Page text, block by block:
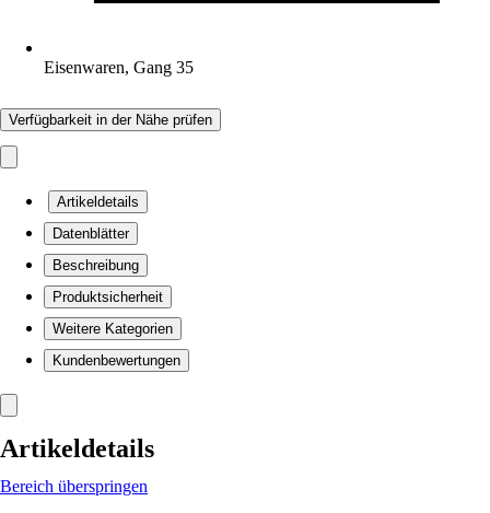
Eisenwaren, Gang 35
Verfügbarkeit in der Nähe prüfen
Artikeldetails
Datenblätter
Beschreibung
Produktsicherheit
Weitere Kategorien
Kundenbewertungen
Artikeldetails
Bereich überspringen